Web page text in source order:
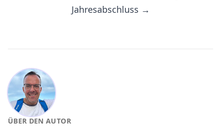
Jahresabschluss →
ÜBER DEN AUTOR